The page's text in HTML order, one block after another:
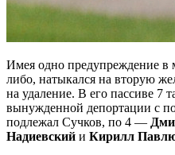
Имея одно предупреждение в
либо, натыкался на вторую
на удаление. В его пассиве 7
вынужденной депортации с
подлежал Сучков, по 4 —
Надиевский и Кирилл